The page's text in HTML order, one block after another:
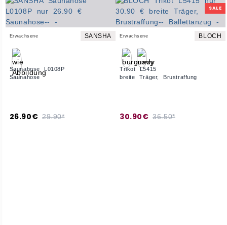
Erwachsene SANSHA
Saunahose L0108P
Saunahose
26.90€ 29.90*
SALE
Erwachsene BLOCH
Trikot L5415
breite Träger, Brustraffung
30.90€ 36.50*